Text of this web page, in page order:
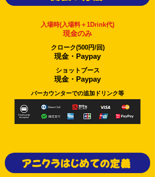
入場時(入場料＋1Drink代)
現金のみ
クローク(500円/回)
現金・Paypay
ショットブース
現金・Paypay
バーカウンターでの追加ドリンク等
アニクラはじめての定義